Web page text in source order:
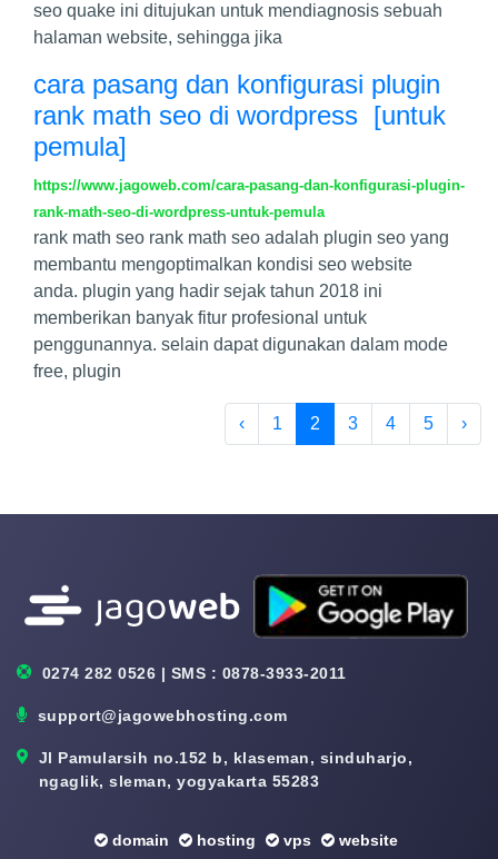
seo quake ini ditujukan untuk mendiagnosis sebuah
halaman website, sehingga jika
cara pasang dan konfigurasi plugin
rank math seo di wordpress [untuk
pemula]
https://www.jagoweb.com/cara-pasang-dan-konfigurasi-plugin-
rank-math-seo-di-wordpress-untuk-pemula
rank math seo rank math seo adalah plugin seo yang
membantu mengoptimalkan kondisi seo website
anda. plugin yang hadir sejak tahun 2018 ini
memberikan banyak fitur profesional untuk
penggunannya. selain dapat digunakan dalam mode
free, plugin
‹ 1 2 3 4 5 ›
0274 282 0526 | SMS : 0878-3933-2011
support@jagowebhosting.com
Jl Pamularsih no.152 b, klaseman, sinduharjo,
ngaglik, sleman, yogyakarta 55283
domain hosting vps website